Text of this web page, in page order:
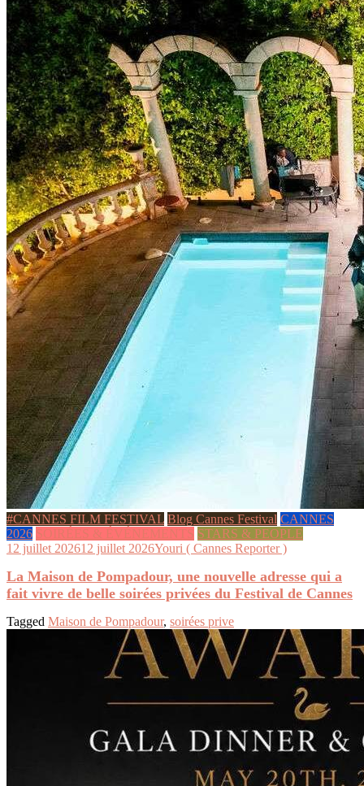
#CANNES FILM FESTIVAL Blog Cannes Festival CANNES
2026 SOIRÉES & ÉVÉNEMENTS STARS & PEOPLE
12 juillet 202612 juillet 2026Youri ( Cannes Reporter )
La Maison de Pompadour, une nouvelle adresse qui a
fait vivre de belle soirées privées du Festival de Cannes
Tagged Maison de Pompadour, soirées prive